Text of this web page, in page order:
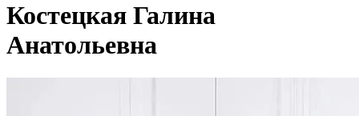
Костецкая Галина
Анатольевна